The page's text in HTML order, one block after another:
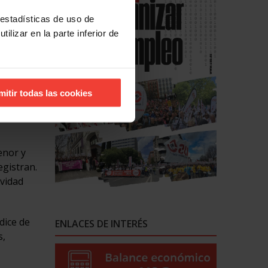
de uso de
en la parte inferior de
todas las cookies
en
y
de
ENLACES DE INTERÉS